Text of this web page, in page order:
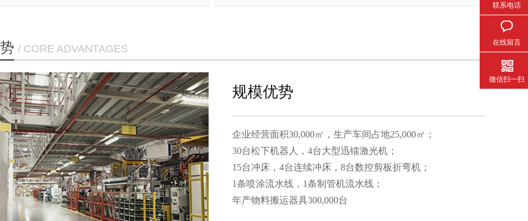
/ CORE ADVANTAGES
规模优势
企业经营面积30,000㎡，生产车间占地25,000㎡；
30台松下机器人，4台大型迅镭激光机；
15台冲床，4台连续冲床，8台数控剪板折弯机；
1条喷涂流水线，1条制管机流水线；
年产物料搬运器具300,000台
联系电话
在线留言
微信扫一扫